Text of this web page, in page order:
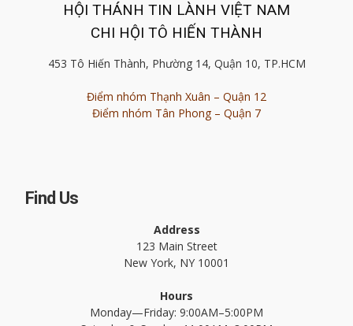
HỘI THÁNH TIN LÀNH VIỆT NAM
CHI HỘI TÔ HIẾN THÀNH
453 Tô Hiến Thành, Phường 14, Quận 10, TP.HCM
Điểm nhóm Thạnh Xuân – Quận 12
Điểm nhóm Tân Phong – Quận 7
Find Us
Address
123 Main Street
New York, NY 10001
Hours
Monday—Friday: 9:00AM–5:00PM